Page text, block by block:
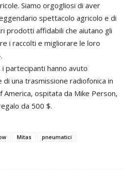
. Siamo orgogliosi di aver
spettacolo agricolo e di
prodotti affidabili che aiutano gli
i raccolti e migliorare le loro
i partecipanti hanno avuto
di una trasmissione radiofonica in
America, ospitata da Mike Person,
da 500 $.
Mitas
pneumatici